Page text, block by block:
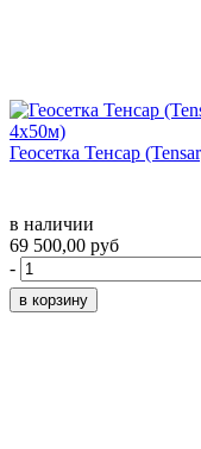
Геосетка Тенсар
в наличии
69 500,00 руб
-